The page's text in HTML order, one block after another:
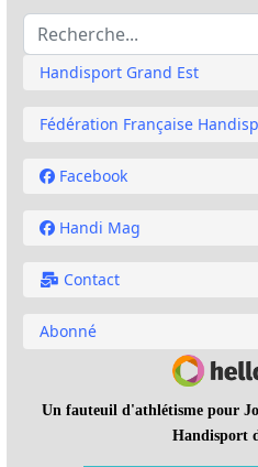
Rechercher
Handisport Grand Est
Fédération Française
Facebook
Handi Mag
Contact
Abonné
Un fauteuil d'athlétisme pour
Handisport